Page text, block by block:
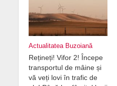
Actualitatea Buzoiană
Rețineți! Vifor 2! Începe
transportul de mâine și
vă veți lovi în trafic de